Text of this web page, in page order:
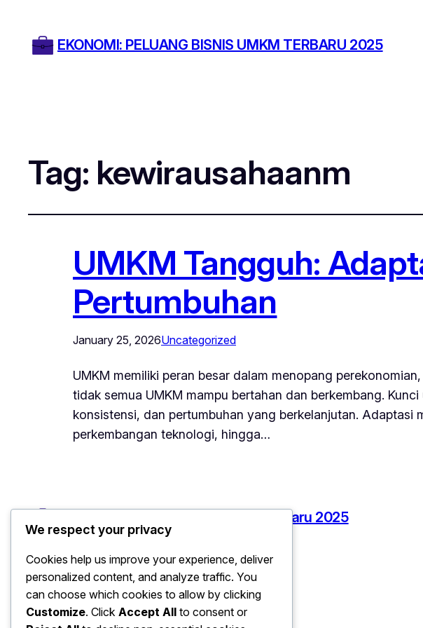
EKONOMI: PELUANG BISNIS UMKM TERBARU 2025
Tag: kewirausahaanm
UMKM Tangguh:
Pertumbuhan
January 25, 2026Uncategorized
UMKM memiliki peran besar dalam menopang
tidak semua UMKM mampu bertahan dan berkembang.
konsistensi, dan pertumbuhan yang berkelanjutan. Adaptasi
perkembangan teknologi, hingga…
Ekonomi: Peluang Bisnis UMKM Terbaru 2025
We respect your privacy
Cookies help us improve your experience, deliver
personalized content, and analyze traffic. You
can choose which cookies to allow by clicking
Customize. Click Accept All to consent or